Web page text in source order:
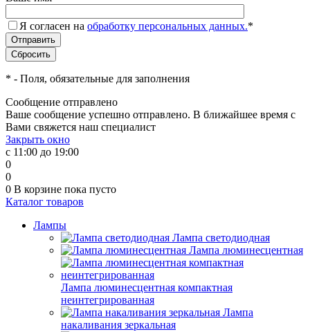
Я согласен на обработку персональных данных.*
* - Поля, обязательные для заполнения
Сообщение отправлено
Ваше сообщение успешно отправлено. В ближайшее время с
Вами свяжется наш специалист
Закрыть окно
с 11:00 до 19:00
0
0
0 В корзине пока пусто
Каталог товаров
Лампы
Лампа светодиодная
Лампа люминесцентная
Лампа люминесцентная компактная
неинтегрированная
Лампа
накаливания зеркальная